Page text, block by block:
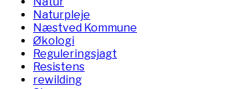
Naturpleje
Næstved Kommune
Økologi
Reguleringsjagt
Resistens
rewilding